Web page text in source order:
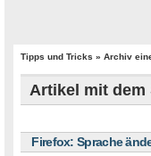
Tipps und Tricks » Archiv
Artikel mit
Firefox: Sprache